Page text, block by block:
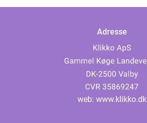
Adresse
web: www.klikko.dk